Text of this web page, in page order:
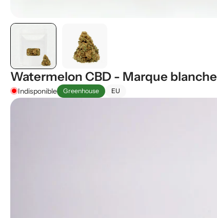
Watermelon CBD - Marque blanche
Indisponible Greenhouse EU